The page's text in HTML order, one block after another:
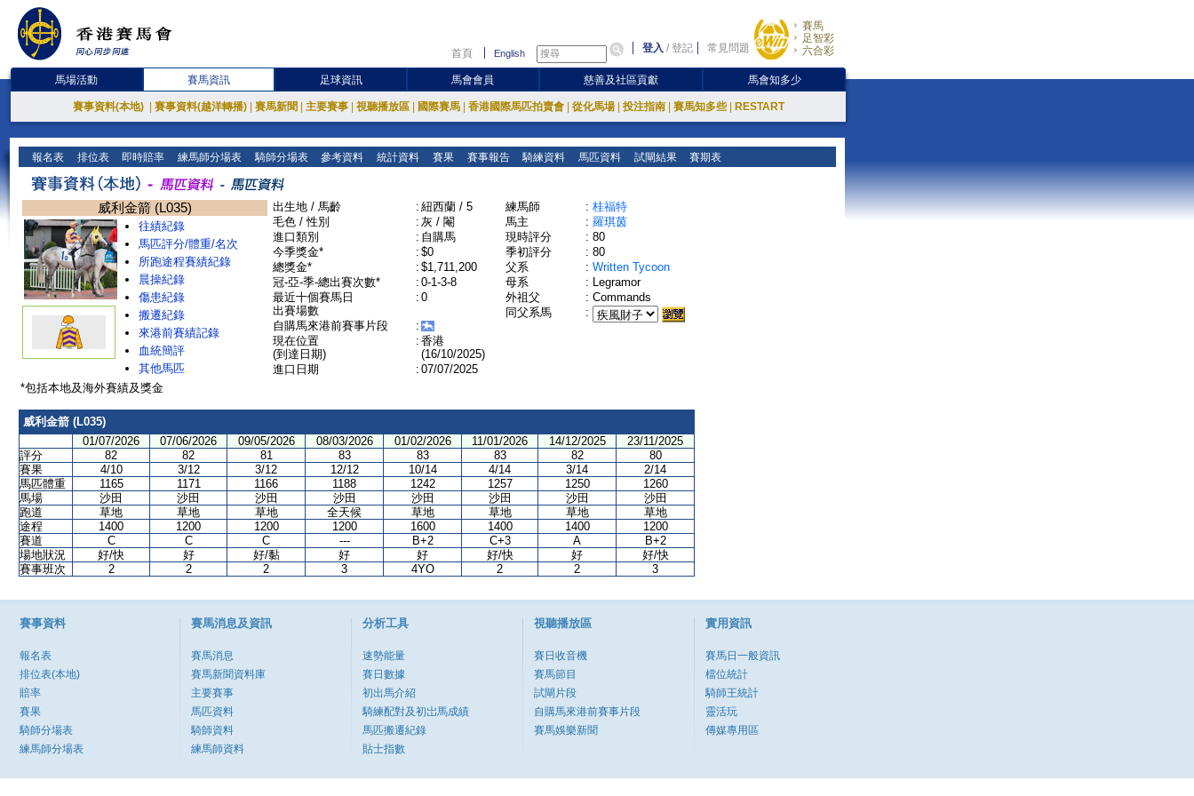
首頁 English 登入 /登記 常見問題
賽馬
足智彩
六合彩
馬場活動 賽馬資訊 足球資訊 馬會會員 慈善及社區貢獻 馬會知多少
賽事資料(本地) 賽事資料(越洋轉播) 賽馬新聞 主要賽事 視聽播放區 國際賽馬 香港國際馬匹拍賣會 從化馬場 投注指南 賽馬知多些 RESTART
報名表 排位表 即時賠率 練馬師分場表 騎師分場表 參考資料 統計資料 賽果 賽事報告 騎練資料 馬匹資料 試閘結果 賽期表
威利金箭 (L035)
往績紀錄
馬匹評分/體重/名次
所跑途程賽績紀錄
晨操紀錄
傷患紀錄
搬遷紀錄
來港前賽績記錄
血統簡評
其他馬匹
出生地 / 馬齡 : 紐西蘭 / 5
毛色 / 性別
: 灰 / 閹
進口類別
: 自購馬
今季獎金*
: $0
總獎金*
: $1,711,200
冠-亞-季-總出賽次數*
: 0-1-3-8
最近十個賽馬日
出賽場數
: 0
自購馬來港前賽事片段
:
現在位置
(到達日期)
: 香港
(16/10/2025)
進口日期
: 07/07/2025
練馬師 : 桂福特
馬主
: 羅琪茵
現時評分
: 80
季初評分
: 80
父系
: Written Tycoon
母系
: Legramor
外祖父
: Commands
同父系馬
:
*包括本地及海外賽績及獎金
威利金箭 (L035)
01/07/2026
07/06/2026 09/05/2026 08/03/2026 01/02/2026 11/01/2026 14/12/2025
23/11/2025
評分
82 82 81 83 83 83 82
80
賽果
4/10 3/12 3/12 12/12 10/14 4/14 3/14
2/14
馬匹體重
1165 1171 1166 1188 1242 1257 1250
1260
馬場
沙田 沙田 沙田 沙田 沙田 沙田 沙田
沙田
跑道
草地 草地 草地 全天候 草地 草地 草地
草地
途程
1400 1200 1200 1200 1600 1400 1400
1200
賽道
C C C --- B+2 C+3 A
B+2
場地狀況
好/快 好 好/黏 好 好 好/快 好
好/快
賽事班次
2 2 2 3 4YO 2 2 3
賽事資料
報名表
排位表(本地)
賠率
賽果
騎師分場表
練馬師分場表
賽馬消息及資訊
賽馬消息
賽馬新聞資料庫
主要賽事
馬匹資料
騎師資料
練馬師資料
分析工具
速勢能量
賽日數據
初出馬介紹
騎練配對及初岀馬成績
馬匹搬遷紀錄
貼士指數
視聽播放區
賽日收音機
賽馬節目
試閘片段
自購馬來港前賽事片段
賽馬娛樂新聞
實用資訊
賽馬日一般資訊
檔位統計
騎師王統計
靈活玩
傳媒專用區